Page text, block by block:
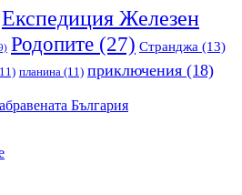
Експедиция Железен
Родопите (27) Странджа (13)
планина (11) приключения (18)
България